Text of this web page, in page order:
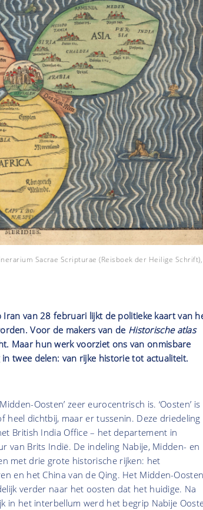
Sacrae Scripturae (Reisboek der Heilige Schrift),
Iran van 28 februari lijkt de politieke kaart van
Voor de makers van de Historische atlas
Maar hun werk voorziet ons van onmisbare
twee delen: van rijke historie tot actualiteit.
Oosten’ zeer eurocentrisch is. ‘Oosten’ is
heel dichtbij, maar er tussenin. Deze driedeling
British India Office – het departement in
van Brits Indië. De indeling Nabije, Midden- en
met drie grote historische rijken: het
en het China van de Qing. Het Midden-Oosten
verder naar het oosten dat het huidige. Na
in het interbellum werd het begrip Nabije